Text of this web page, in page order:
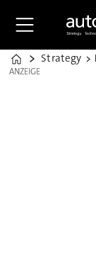
Home
Strategy
ANZEIGE
ANZEIGE